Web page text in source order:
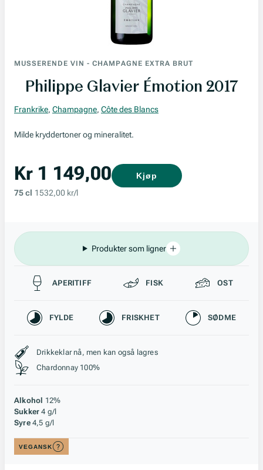
MUSSERENDE VIN - CHAMPAGNE EXTRA BRUT
Philippe Glavier Émotion 2017
Frankrike, Champagne, Côte des Blancs
Milde kryddertoner og mineralitet.
Kr 1 149,00
75 cl 1532,00 kr/l
Kjøp
Produkter som ligner
Passer til
APERITIFF FISK OST
Karakteristikk
FYLDE FRISKHET SØDME
Stil, lagring og råstoff
Drikkeklar nå, men kan også lagres
Chardonnay 100%
Alkohol 12%
Sukker 4 g/l
Syre 4,5 g/l
VEGANSK